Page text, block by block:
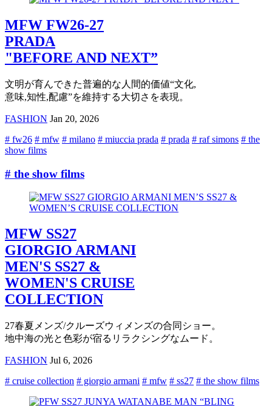
MFW FW26-27
PRADA
"BEFORE AND NEXT”
文明が育んできた普遍的な人間的価値“文化,
意味,知性,配慮”を維持する大切さを表現。
FASHION Jan 20, 2026
# fw26 # mfw # milano # miuccia prada # prada # raf simons # the
show films
# the show films
MFW SS27
GIORGIO ARMANI
MEN'S SS27 &
WOMEN'S CRUISE
COLLECTION
27春夏メンズ/クルーズウィメンズの合同ショー。
地中海の光と色彩が宿るリラクシングなムード。
FASHION Jul 6, 2026
# cruise collection # giorgio armani # mfw # ss27 # the show films